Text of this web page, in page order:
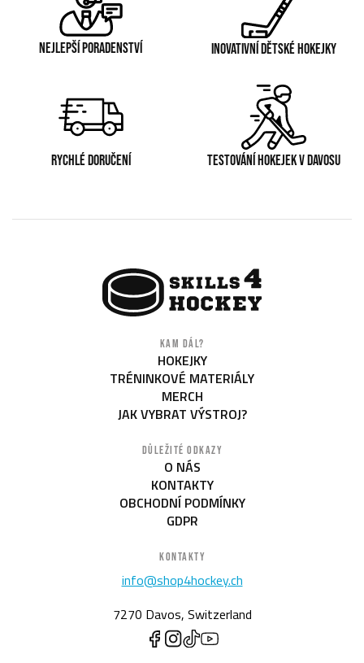
NEJLEPŠÍ PORADENSTVÍ INOVATIVNÍ DĚTSKÉ HOKEJKY
RYCHLÉ DORUČENÍ TESTOVÁNÍ HOKEJEK V DAVOSU
KAM DÁL?
HOKEJKY
TRÉNINKOVÉ MATERIÁLY
MERCH
JAK VYBRAT VÝSTROJ?
DŮLEŽITÉ ODKAZY
O NÁS
KONTAKTY
OBCHODNÍ PODMÍNKY
GDPR
KONTAKTY
info@shop4hockey.ch
7270 Davos, Switzerland